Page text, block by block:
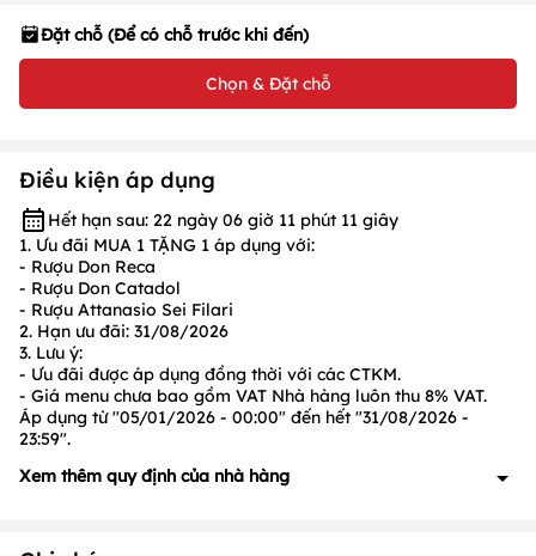
Đặt chỗ (Để có chỗ trước khi đến)
Chọn & Đặt chỗ
Điều kiện áp dụng
Hết hạn sau: 22 ngày 06 giờ 11 phút 11 giây
1. Ưu đãi MUA 1 TẶNG 1 áp dụng với:
- Rượu Don Reca
- Rượu Don Catadol
- Rượu Attanasio Sei Filari
2. Hạn ưu đãi: 31/08/2026
3. Lưu ý:
- Ưu đãi được áp dụng đồng thời với các CTKM.
- Giá menu chưa bao gồm VAT Nhà hàng luôn thu 8% VAT.
Áp dụng từ "05/01/2026 - 00:00" đến hết "31/08/2026 -
23:59".
Xem thêm quy định của nhà hàng